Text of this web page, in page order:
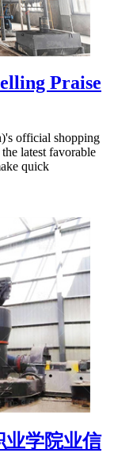
Praise
official shopping
latest favorable
quick
业学院业信